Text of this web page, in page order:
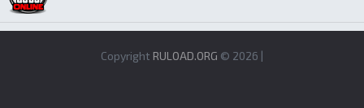
Copyright RULOAD.ORG © 2026 |